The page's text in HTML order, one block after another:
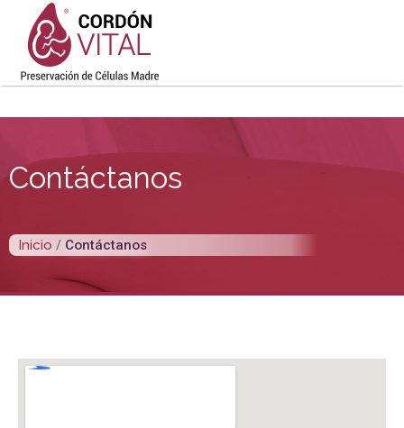
contenido
Contáctanos
Inicio / Contáctanos